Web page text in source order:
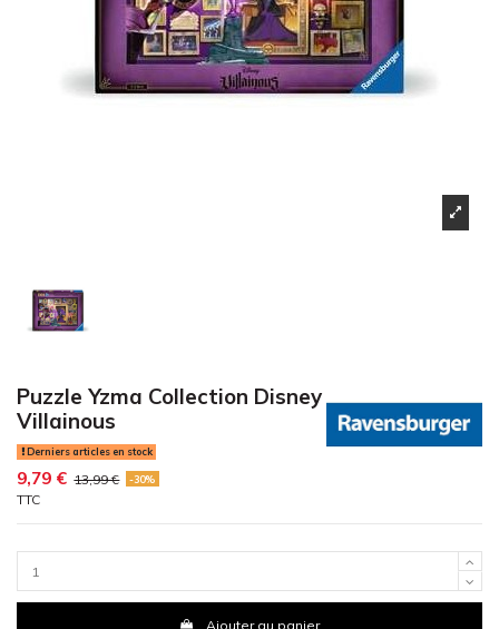
Puzzle Yzma Collection Disney
Villainous
Derniers articles en stock
9,79 € 13,99 € -30%
TTC
Ajouter au panier